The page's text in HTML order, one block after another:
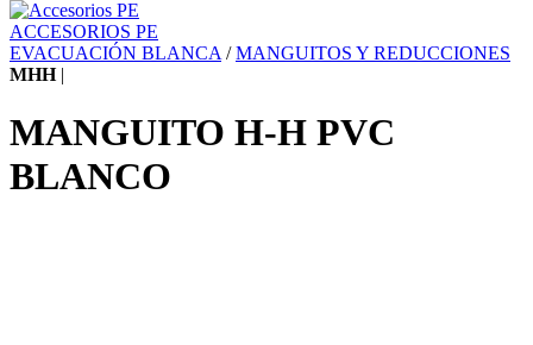
ACCESORIOS PE
EVACUACIÓN BLANCA /MANGUITOS Y REDUCCIONES
MHH |
MANGUITO H-H PVC
BLANCO